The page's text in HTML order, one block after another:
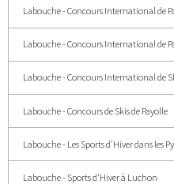
Labouche - Concours International de
Labouche - Concours International de
Labouche - Concours International de
Labouche - Concours de Skis de Payolle
Labouche - Les Sports d'Hiver dans les
Labouche - Sports d'Hiver à Luchon